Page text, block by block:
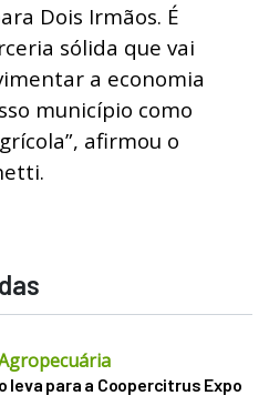
Dois Irmãos. É
sólida que vai
a economia
município como
afirmou o
leva para a Coopercitrus Expo